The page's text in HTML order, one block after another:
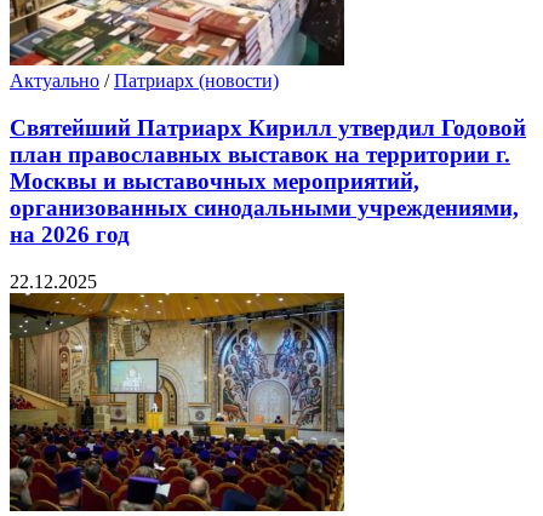
Актуально /Патриарх (новости)
Святейший Патриарх Кирилл утвердил Годовой
план православных выставок на территории г.
Москвы и выставочных мероприятий,
организованных синодальными учреждениями,
на 2026 год
22.12.2025